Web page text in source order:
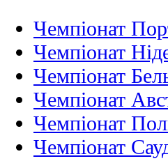
Чемпіонат
Чемпіонат
Чемпіонат
Чемпіонат
Чемпіонат
Чемпіонат